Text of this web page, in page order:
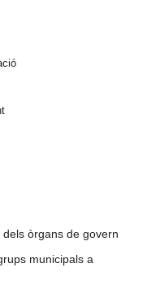
òrgans de govern
municipals a